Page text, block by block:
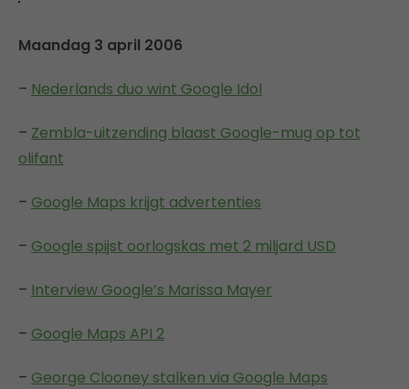
Maandag 3 april 2006
– Nederlands duo wint Google Idol
– Zembla-uitzending blaast Google-mug op tot
olifant
– Google Maps krijgt advertenties
– Google spijst oorlogskas met 2 miljard USD
– Interview Google’s Marissa Mayer
– Google Maps API 2
– George Clooney stalken via Google Maps